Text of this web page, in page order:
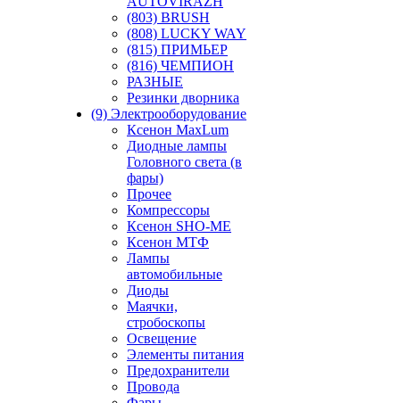
(803) BRUSH
(808) LUCKY WAY
(815) ПРИМЬЕР
(816) ЧЕМПИОН
РАЗНЫЕ
Резинки дворника
(9) Электрооборудование
Ксенон MaxLum
Диодные лампы
Головного света (в
фары)
Прочее
Компрессоры
Ксенон SHO-ME
Ксенон МТФ
Лампы
автомобильные
Диоды
Маячки,
стробоскопы
Освещение
Элементы питания
Предохранители
Провода